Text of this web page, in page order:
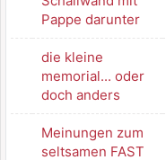
Pappe darunter
die kleine
memorial... oder
doch anders
Meinungen zum
seltsamen FAST